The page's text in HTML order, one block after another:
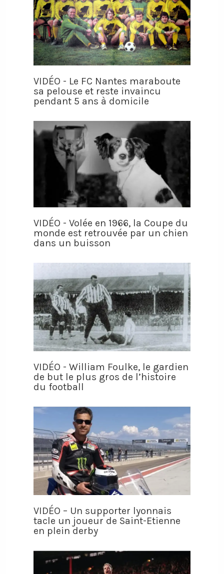
VIDÉO - Le FC Nantes maraboute
sa pelouse et reste invaincu
pendant 5 ans à domicile
VIDÉO - Volée en 1966, la Coupe du
monde est retrouvée par un chien
dans un buisson
VIDÉO - William Foulke, le gardien
de but le plus gros de l’histoire
du football
VIDÉO – Un supporter lyonnais
tacle un joueur de Saint-Etienne
en plein derby